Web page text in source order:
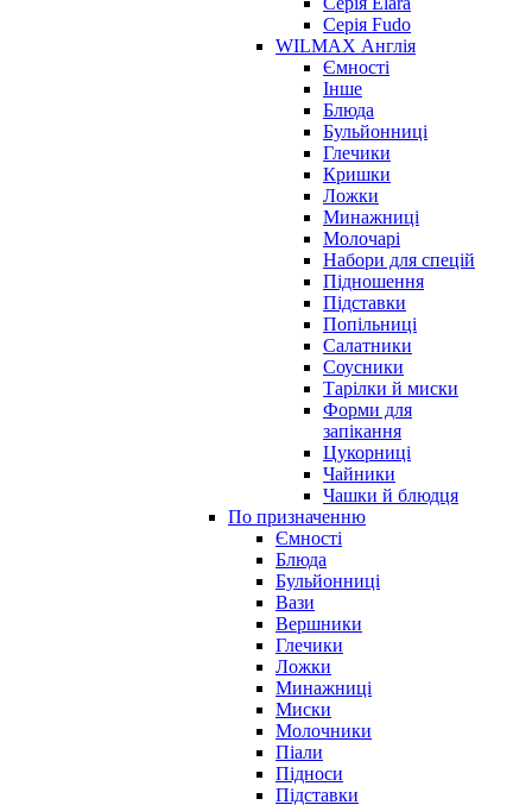
Серія Fudo
WILMAX Англія
Ємності
Інше
Блюда
Бульйонниці
Глечики
Кришки
Ложки
Минажниці
Молочарі
Набори для спецій
Підношення
Підставки
Попільниці
Салатники
Соусники
Тарілки й миски
Форми для
запікання
Цукорниці
Чайники
Чашки й блюдця
По призначенню
Ємності
Блюда
Бульйонниці
Вази
Вершники
Глечики
Ложки
Минажниці
Миски
Молочники
Піали
Підноси
Підставки